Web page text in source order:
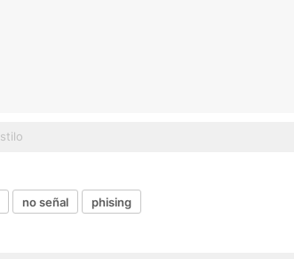
no señal phising